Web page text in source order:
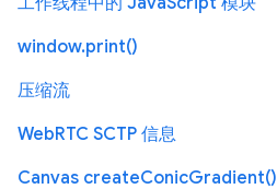
window.print()
压缩流
WebRTC SCTP 信息
Canvas createConicGradient()